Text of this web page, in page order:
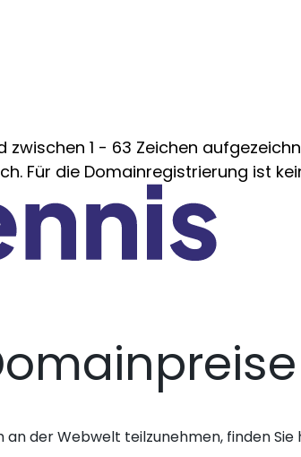
1 - 63 Zeichen
Für die Domainregistrierung ist
an der Webwelt teilzunehmen, finden Sie